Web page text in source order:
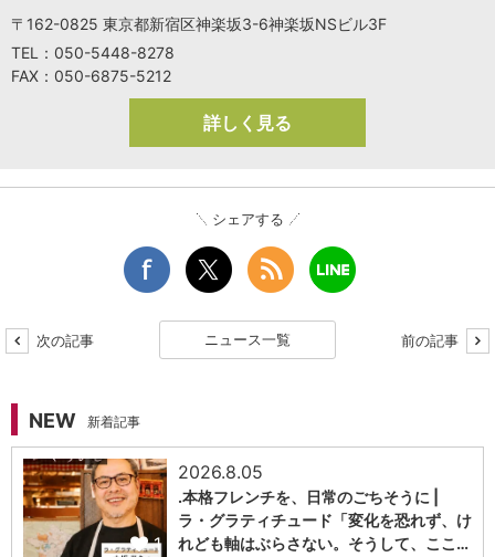
〒162-0825 東京都新宿区神楽坂3-6神楽坂NSビル3F
TEL：050-5448-8278
FAX：050-6875-5212
詳しく見る
シェアする
次の記事 ニュース一覧 前の記事
NEW 新着記事
1
2026.8.05
.本格フレンチを、日常のごちそうに |
ラ・グラティチュード「変化を恐れず、け
れども軸はぶらさない。そうして、ここ…